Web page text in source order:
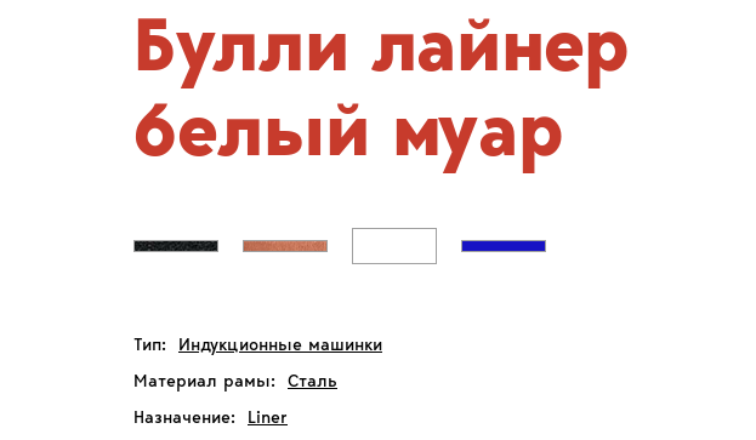
Булли лайнер
белый муар
Тип:
Индукционные машинки
Материал рамы:
Сталь
Назначение:
Liner